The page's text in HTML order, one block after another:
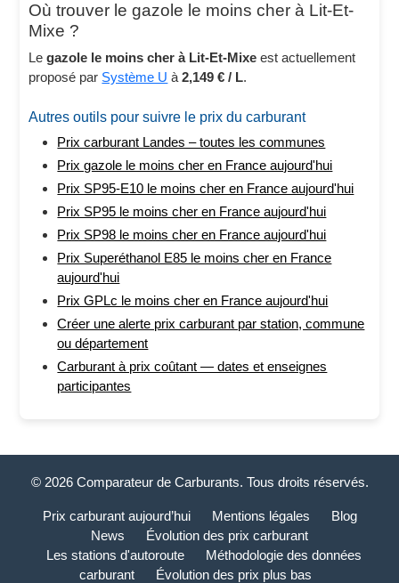
Où trouver le gazole le moins cher à Lit-Et-
Mixe ?
Legazole le moins cher à Lit-Et-Mixe est actuellement
proposé par Système U à2,149 € / L.
Autres outils pour suivre le prix du carburant
Prix carburant Landes – toutes les communes
Prix gazole le moins cher en France aujourd'hui
Prix SP95-E10 le moins cher en France aujourd'hui
Prix SP95 le moins cher en France aujourd'hui
Prix SP98 le moins cher en France aujourd'hui
Prix Superéthanol E85 le moins cher en France
aujourd'hui
Prix GPLc le moins cher en France aujourd'hui
Créer une alerte prix carburant par station, commune
ou département
Carburant à prix coûtant — dates et enseignes
participantes
© 2026 Comparateur de Carburants. Tous droits réservés.
Prix carburant aujourd’hui Mentions légales
Blog
News
Évolution des prix carburant
Les stations d'autoroute
Méthodologie des données
carburant
Évolution des prix plus bas